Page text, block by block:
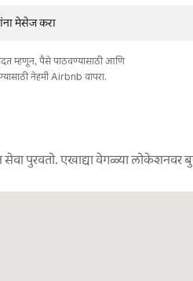
मेसेज करा
म्हणून, पैसे पाठवण्यासाठी आणि
नेहमी Airbnb वापरा.
पुरवतो. एखाद्या वेगळ्या लोकेशनवर